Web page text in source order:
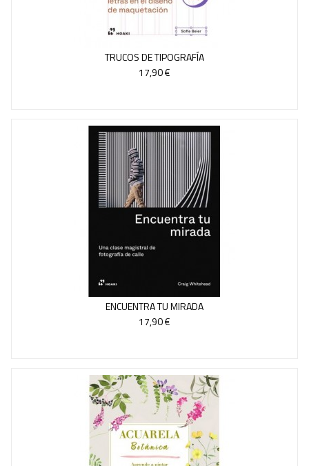
TRUCOS DE TIPOGRAFÍA
17,90 €
ENCUENTRA TU MIRADA
17,90 €